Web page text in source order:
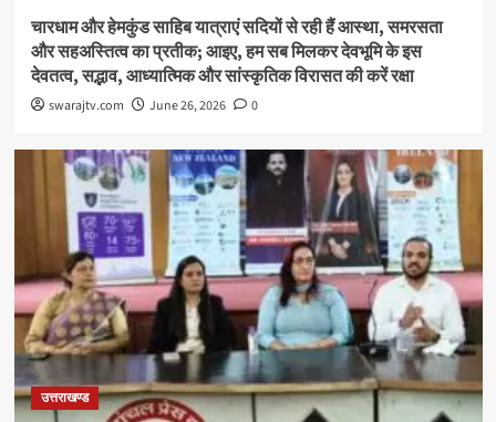
चारधाम और हेमकुंड साहिब यात्राएं सदियों से रही हैं आस्था, समरसता
और सहअस्तित्व का प्रतीक; आइए, हम सब मिलकर देवभूमि के इस
देवतत्व, सद्भाव, आध्यात्मिक और सांस्कृतिक विरासत की करें रक्षा
swarajtv.com June 26, 2026 0
उत्तराखण्ड